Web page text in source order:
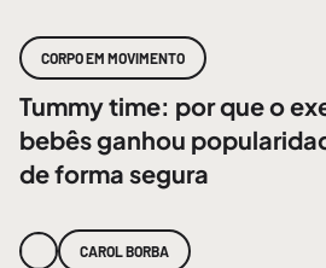
CORPO EM MOVIMENTO
Tummy time: por que o
bebês ganhou
de forma segura
CAROL BORBA